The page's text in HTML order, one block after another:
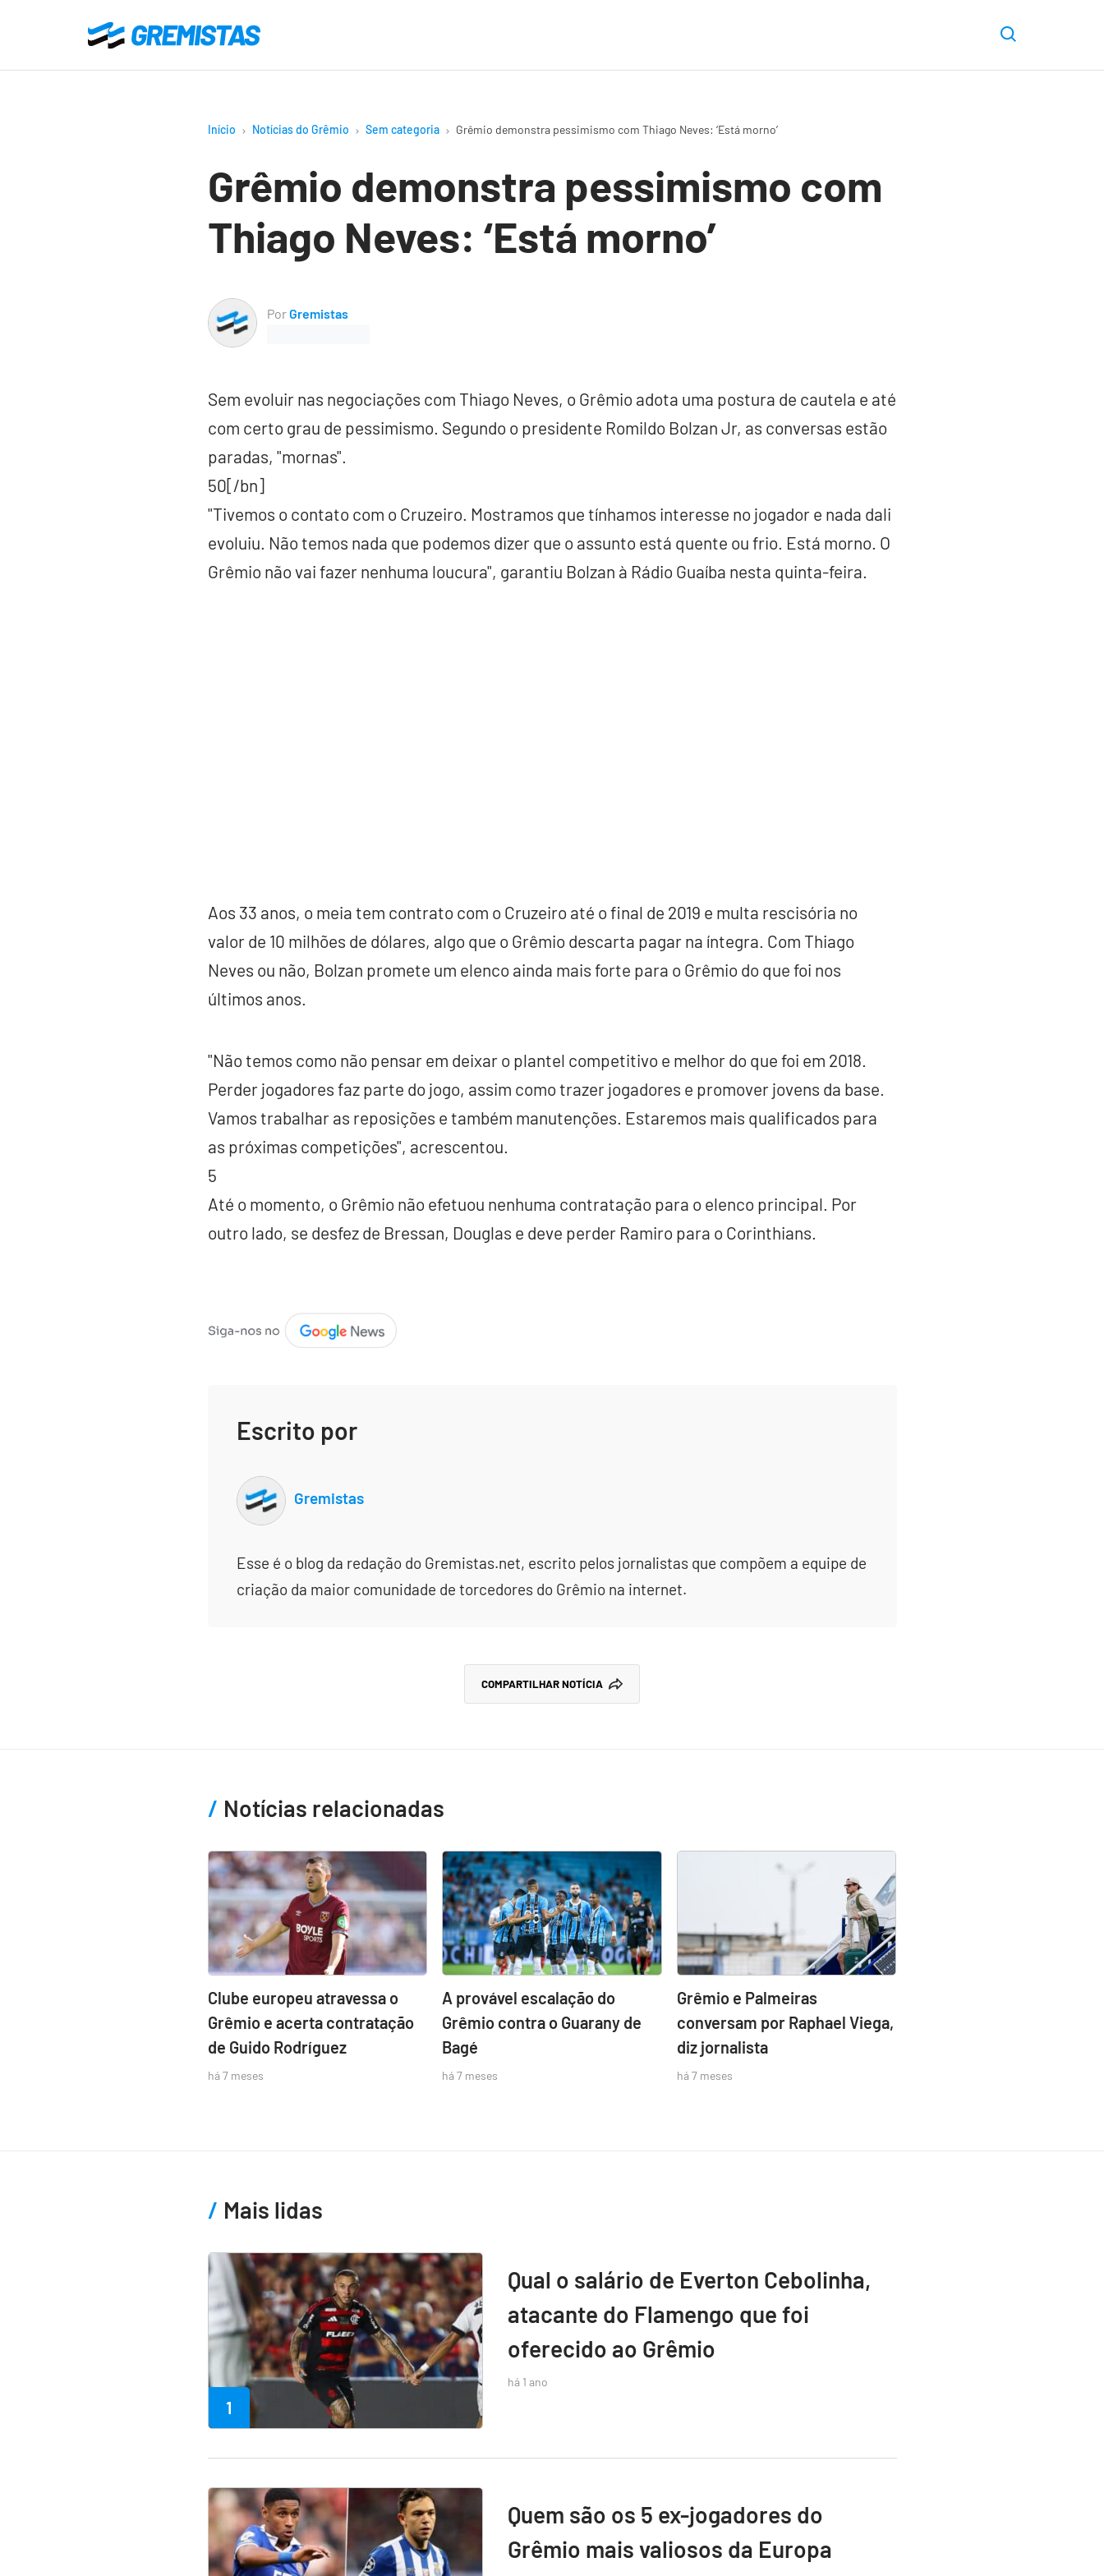
o
Gremistas
Início Notícias do Grêmio Sem categoria Grêmio demonstra pessimismo com Thiago Neves: ‘Está morno’
Grêmio demonstra pessimismo com
Thiago Neves: ‘Está morno’
PorGremistas
Sem evoluir nas negociações com Thiago Neves, o Grêmio adota uma postura de cautela e até
com certo grau de pessimismo. Segundo o presidente Romildo Bolzan Jr, as conversas estão
paradas, "mornas".
50[/bn]
"Tivemos o contato com o Cruzeiro. Mostramos que tínhamos interesse no jogador e nada dali
evoluiu. Não temos nada que podemos dizer que o assunto está quente ou frio. Está morno. O
Grêmio não vai fazer nenhuma loucura", garantiu Bolzan à Rádio Guaíba nesta quinta-feira.
Aos 33 anos, o meia tem contrato com o Cruzeiro até o final de 2019 e multa rescisória no
valor de 10 milhões de dólares, algo que o Grêmio descarta pagar na íntegra. Com Thiago
Neves ou não, Bolzan promete um elenco ainda mais forte para o Grêmio do que foi nos
últimos anos.
"Não temos como não pensar em deixar o plantel competitivo e melhor do que foi em 2018.
Perder jogadores faz parte do jogo, assim como trazer jogadores e promover jovens da base.
Vamos trabalhar as reposições e também manutenções. Estaremos mais qualificados para
as próximas competições", acrescentou.
5
Até o momento, o Grêmio não efetuou nenhuma contratação para o elenco principal. Por
outro lado, se desfez de Bressan, Douglas e deve perder Ramiro para o Corinthians.
Escrito por
Gremistas
Esse é o blog da redação do Gremistas.net, escrito pelos jornalistas que compõem a equipe de
criação da maior comunidade de torcedores do Grêmio na internet.
COMPARTILHAR NOTÍCIA
Notícias relacionadas
Clube europeu atravessa o
Grêmio e acerta contratação
de Guido Rodríguez
há 7 meses
A provável escalação do
Grêmio contra o Guarany de
Bagé
há 7 meses
Grêmio e Palmeiras
conversam por Raphael Viega,
diz jornalista
há 7 meses
Mais lidas
1
Qual o salário de Everton Cebolinha,
atacante do Flamengo que foi
oferecido ao Grêmio
há 1 ano
Quem são os 5 ex-jogadores do
Grêmio mais valiosos da Europa